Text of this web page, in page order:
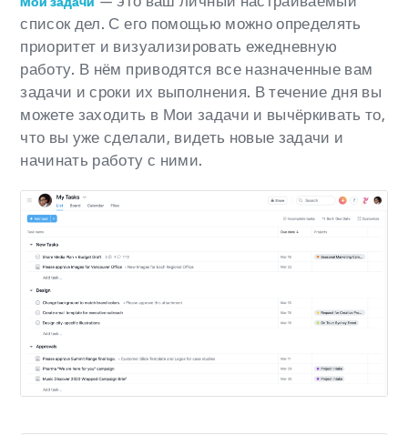
список дел. С его помощью можно определять
приоритет и визуализировать ежедневную
работу. В нём приводятся все назначенные вам
задачи и сроки их выполнения. В течение дня вы
можете заходить в Мои задачи и вычёркивать то,
что вы уже сделали, видеть новые задачи и
начинать работу с ними.